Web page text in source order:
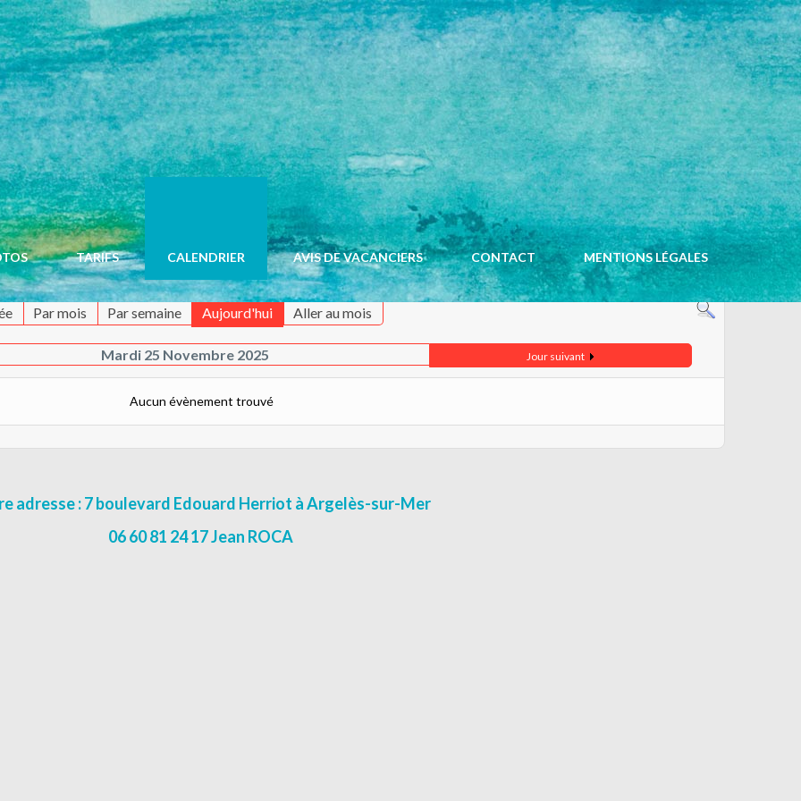
TARIFS CALENDRIER AVIS DE VACANCIERS CONTACT MENTIONS LÉGALES
ACCUEIL CALENDRIER
Par mois Par semaine Aujourd'hui Aller au mois
Mardi 25 Novembre 2025 Jour suivant
Aucun évènement trouvé
adresse : 7 boulevard Edouard Herriot à Argelès-sur-Mer
06 60 81 24 17 Jean ROCA